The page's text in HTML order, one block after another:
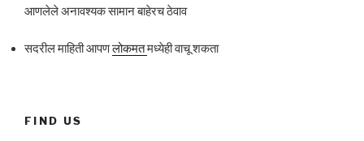
आणलेले अनावश्यक सामान बाहेरच ठेवाव
सदरील माहिती आपणलोकमतमध्येही वाचू शकता
FIND US